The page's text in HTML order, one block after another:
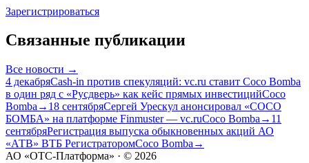
Зарегистрироваться
Связанные публикации
Все новости →
4 декабряCash-in против спекуляций: vc.ru ставит Coco Bomba
в один ряд с «Русдверь» как кейс прямых инвестицийCoco
Bomba → 18 сентябряСергей Урескул анонсировал «COCO
БОМБА» на платформе Finmuster — vc.ruCoco Bomba → 11
сентябряРегистрация выпуска обыкновенных акций АО
«АТВ» ВТБ РегистраторомCoco Bomba →
АО «ОТС-Платформа» · © 2026